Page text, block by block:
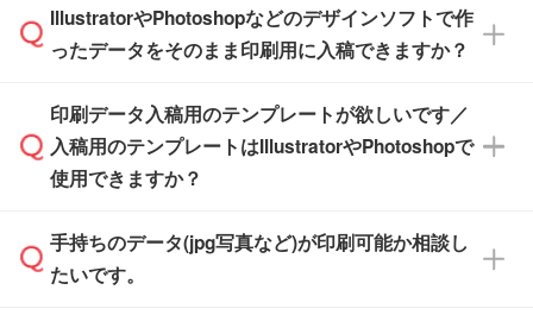
品が決まりましたらお早めのご発注をお願いい
たします。
※土日祝日を除く営業日換算です。
※沖縄・離島は追加日数がかかります。
※化粧箱から白箱への入れ替えや、オリジナル
箱の作成は原則承っておりません。
無料の「デザインシミュレーター」を使えば、
PCやスマホから簡単にデザインを作成できま
ザインソフトがなくても安心です。
また、「データ作成サービス
せいただければ、弊社にて無料でデザインデー
タを1点作成いたします。
IllustratorやPhotoshopなどのデザインソフトで作
ったデータをそのまま印刷用に入稿できますか？
IllustratorやPhotoshop、CLIP STUDIOなどのデ
ザインソフトでこだわりのデザインを作成した
い方は、完全データ入稿
積・ご注文フォームにアップロードしてご入稿
ください。
印刷データ入稿用のテンプレートが欲しいです／
入稿用のテンプレートはIllustratorやPhotoshopで
使用できますか？
一部商品は入稿用テンプレートのご用意があり
ます。各商品ページの『印刷方法・テンプレー
手持ちのデータ(jpg写真など)が印刷可能か相談し
たいです。